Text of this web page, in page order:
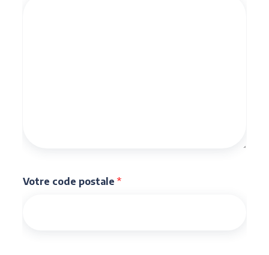
Votre code postale *